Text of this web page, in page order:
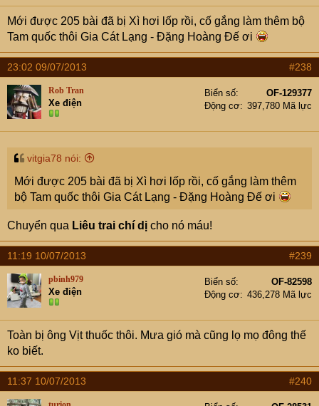
Mới được 205 bài đã bị Xì hơi lốp rồi, cố gắng làm thêm bộ
Tam quốc thôi Gia Cát Lạng - Đặng Hoàng Đế ơi
23:02 09/07/2013 #238
Rob Tran
Xe điện
Biển số
OF-129377
Động cơ
397,780 Mã lực
vitgia78 nói:
Mới được 205 bài đã bị Xì hơi lốp rồi, cố gắng làm thêm
bộ Tam quốc thôi Gia Cát Lạng - Đặng Hoàng Đế ơi
Chuyển qua Liêu trai chí dị cho nó máu!
11:19 10/07/2013 #239
pbinh979
Xe điện
Biển số
OF-82598
Động cơ
436,278 Mã lực
Toàn bị ông Vịt thuốc thôi. Mưa gió mà cũng lọ mọ đông thế
ko biết.
11:37 10/07/2013 #240